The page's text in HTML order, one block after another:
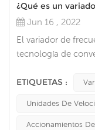
¿Qué es un
Jun 16 , 2022
El variador de
tecnología de
accionamiento
conversión de
ETIQUETAS :
Unidades De
Accionamientos